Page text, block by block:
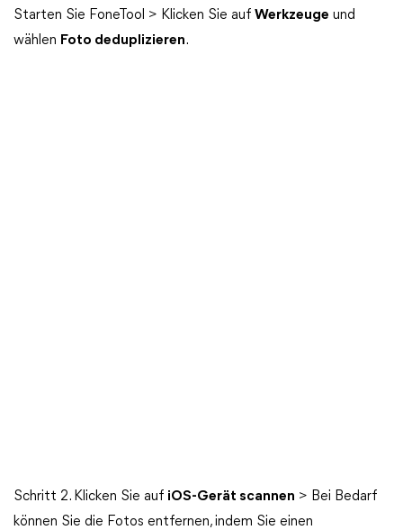
Starten Sie FoneTool > Klicken Sie auf Werkzeuge und
wählen Foto deduplizieren.
Schritt 2. Klicken Sie auf iOS-Gerät scannen > Bei Bedarf
können Sie die Fotos entfernen, indem Sie einen